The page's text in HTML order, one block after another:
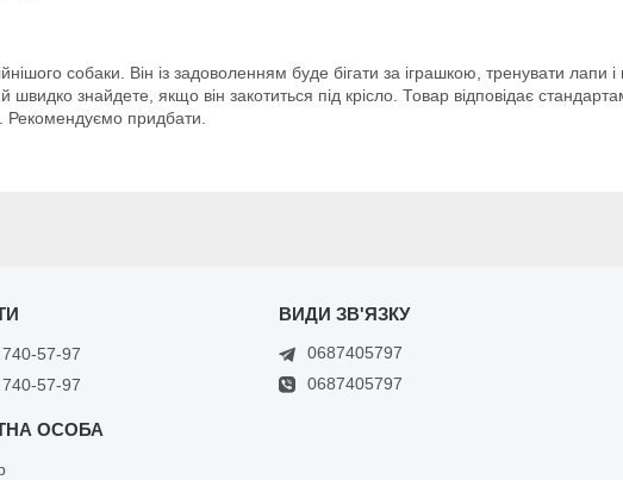
собаки. Він із задоволенням буде бігати за іграшкою, тренувати лапи
швидко знайдете, якщо він закотиться під крісло. Товар відповідає
Рекомендуємо придбати.
57-97
57-97
0687405797
0687405797